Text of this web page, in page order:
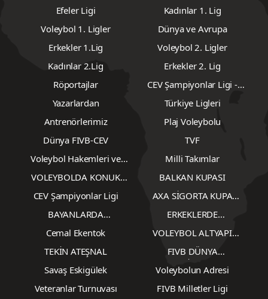
Efeler Ligi
Kadınlar 1. Lig
Voleybol 1. Ligler
Dünya ve Avrupa
Erkekler 1.Lig
Voleybol 2. Ligler
Kadınlar 2.Lig
Erkekler 2. Lig
Röportajlar
CEV Şampiyonlar Ligi -
Yazarlardan
Türkiye Ligleri
Antrenörlerimiz
Plaj Voleybolu
Dünya FIVB-CEV
TVF
Voleybol Hakemleri ve
Milli Takımlar
VOLEYBOLDA KONUK
BALKAN KUPASI
CEV Şampiyonlar Ligi
AXA SİGORTA KUPA
BAYANLARDA
ERKEKLERDE
Cemal Ekentok
VOLEYBOL ALTYAPI
KARŞILAŞMALARI
TEKİN ATEŞNAL
FIVB DÜNYA
ŞAMPİYONASI
Savaş Eskigülek
Voleybolun Adresi
Veteranlar Turnuvası
FIVB Milletler Ligi